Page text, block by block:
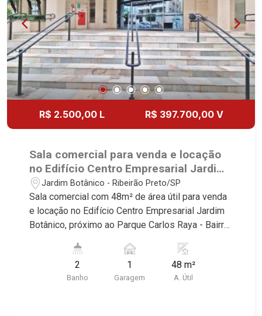
R$ 2.500,00 L R$ 397.700,00 V
Sala comercial para venda e locação
no Edifício Centro Empresarial Jardim
Botânico, próximo ao Parque Carlos
Raya - Ribeirão Preto/SP.
Jardim Botânico - Ribeirão Preto/SP
Sala comercial com 48m² de área útil para venda
e locação no Edifício Centro Empresarial Jardim
Botânico, próximo ao Parque Carlos Raya - Bairro
características deste imóvel que a Martinelli
Imobiliária selecionou para você: - 48m² de área
útil - 2 WCs masculino e feminino - Copa - 1 vaga
2
Banho
1
Garagem
48 m²
A. Útil